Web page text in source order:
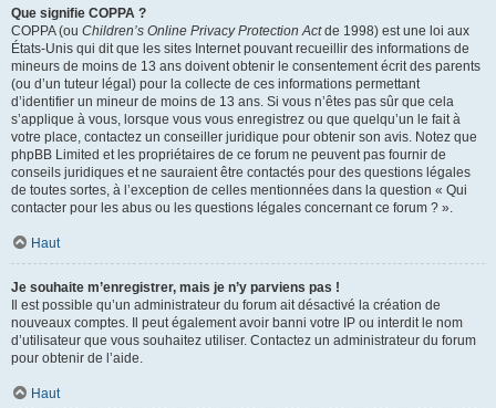
Que signifie COPPA ?
COPPA (ou Children’s Online Privacy Protection Actde 1998) est une loi aux
États-Unis qui dit que les sites Internet pouvant recueillir des informations de
mineurs de moins de 13 ans doivent obtenir le consentement écrit des parents
(ou d’un tuteur légal) pour la collecte de ces informations permettant
d’identifier un mineur de moins de 13 ans. Si vous n’êtes pas sûr que cela
s’applique à vous, lorsque vous vous enregistrez ou que quelqu’un le fait à
votre place, contactez un conseiller juridique pour obtenir son avis. Notez que
phpBB Limited et les propriétaires de ce forum ne peuvent pas fournir de
conseils juridiques et ne sauraient être contactés pour des questions légales
de toutes sortes, à l’exception de celles mentionnées dans la question « Qui
contacter pour les abus ou les questions légales concernant ce forum ? ».
Haut
Je souhaite m’enregistrer, mais je n’y parviens pas !
Il est possible qu’un administrateur du forum ait désactivé la création de
nouveaux comptes. Il peut également avoir banni votre IP ou interdit le nom
d’utilisateur que vous souhaitez utiliser. Contactez un administrateur du forum
pour obtenir de l’aide.
Haut